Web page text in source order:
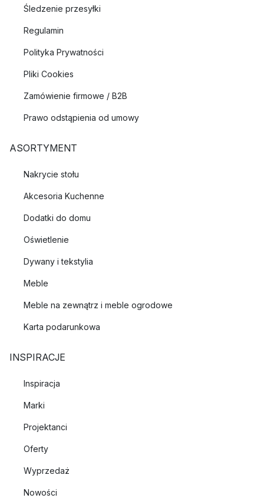
Massproductions przyjmuje holistyczne podejście do procesu
produkcyjnego i przywiązuje dużą wagę do środowiska w
nowoczesnej i funkcjonalnej finezji, co skutkuje meblami o
wielofunkcyjności i mądrych rozwiązaniach.
Najpopularniejsze produkty Massproductions
Rose Chair
Śledzenie przesyłki
Regulamin
Polityka Prywatności
Pliki Cookies
Zamówienie firmowe / B2B
Prawo odstąpienia od umowy
ASORTYMENT
Nakrycie stołu
Akcesoria Kuchenne
Dodatki do domu
Oświetlenie
Dywany i tekstylia
Meble
Meble na zewnątrz i meble ogrodowe
Karta podarunkowa
INSPIRACJE
Inspiracja
Marki
Projektanci
Oferty
Wyprzedaż
Nowości